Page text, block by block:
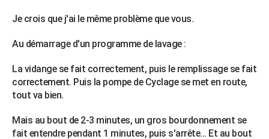
Je crois que j'ai le même problème que vous.
Au démarrage d'un programme de lavage :
La vidange se fait correctement, puis le remplissage se fait
correctement. Puis la pompe de Cyclage se met en route,
tout va bien.
Mais au bout de 2-3 minutes, un gros bourdonnement se
fait entendre pendant 1 minutes, puis s'arrête... Et au bout